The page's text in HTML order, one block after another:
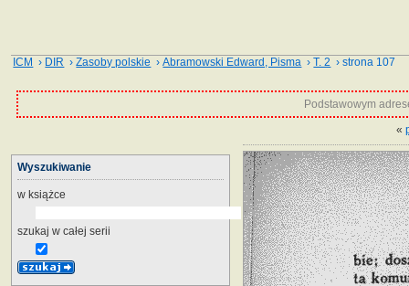
ICM › DIR ›Zasoby polskie ›Abramowski Edward, Pisma ›T. 2 › strona 107
Podstawowym
«
Wyszukiwanie
w książce
szukaj w całej serii